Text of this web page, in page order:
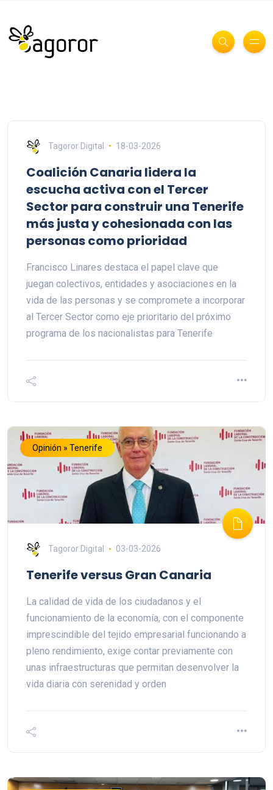
Tagoror Digital 18-03-2026
Coalición Canaria lidera la
escucha activa con el Tercer
Sector para construir una Tenerife
más justa y cohesionada con las
personas como prioridad
Francisco Linares destaca el papel clave que
juegan colectivos, entidades y asociaciones en la
vida de las personas y se compromete a incorporar
al Tercer Sector como eje prioritario del próximo
programa de los nacionalistas para Tenerife
Opinión » Tenerife
Tagoror Digital 03-03-2026
Tenerife versus Gran Canaria
La calidad de vida de los ciudadanos y el
funcionamiento de la economía, con el componente
imprescindible del tejido empresarial funcionando a
pleno rendimiento, exige contar previamente con
unas infraestructuras que permitan desenvolver la
vida diaria con serenidad y orden